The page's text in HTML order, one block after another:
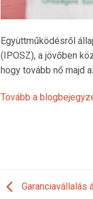
Együttműködésről
(IPOSZ), a jövőben
hogy tovább nő majd
Tovább a
Garanciavállalás